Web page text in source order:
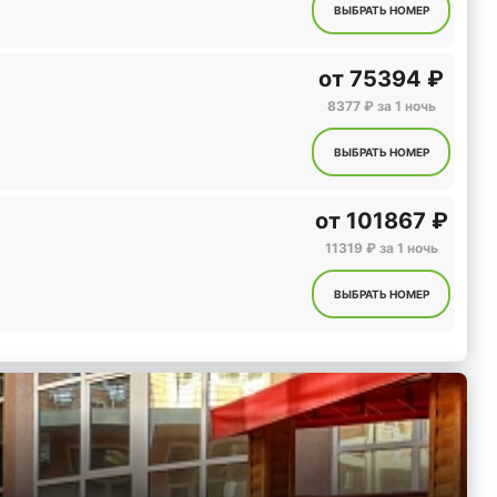
ВЫБРАТЬ НОМЕР
от 75394 ₽
8377 ₽ за 1 ночь
ВЫБРАТЬ НОМЕР
от101867 ₽
11319 ₽ за 1 ночь
ВЫБРАТЬ НОМЕР